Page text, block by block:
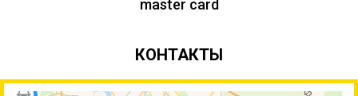
master card
КОНТАКТЫ